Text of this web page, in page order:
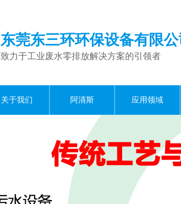
东莞东三环环保设备有限公
致力于工业废水零排放解决方案的引领者
关于我们 阿清斯 应用领域